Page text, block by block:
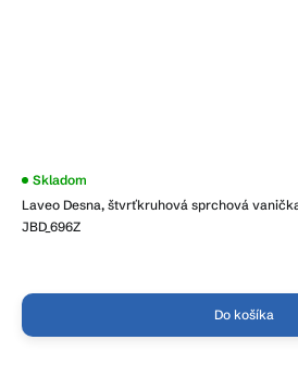
Laveo Desna, štvrťkruhová sprchová
JBD_696Z
Skladom
Do košíka